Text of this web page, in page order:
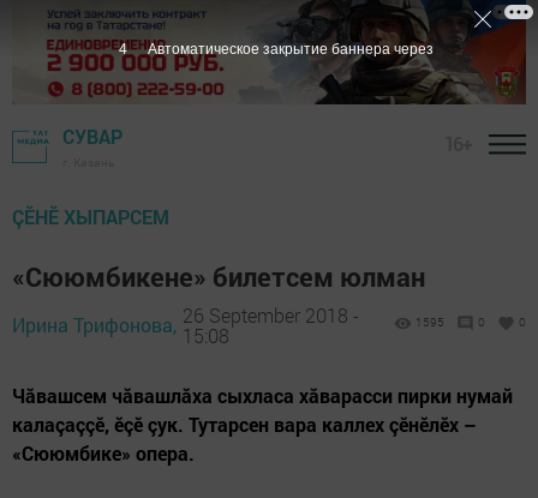
СУВАР
ÇӖНӖ ХЫПАРСЕМ
«Сююмбикене» билетсем юлман
Ирина Трифонова, 26 September 2018 -
15:08
1595 0 0
Чăвашсем чăвашлăха сыхласа хăварасси пирки нумай
калаçаççӗ, ӗçӗ çук. Тутарсен вара каллех çӗнӗлӗх –
«Сююмбике» опера.
3 Автоматическое закрытие баннера через